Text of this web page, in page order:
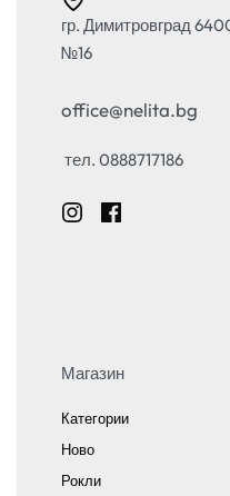
гр. Димитровград
№16
office@nelita.bg
тел. 0888717186
Магазин
Категории
Ново
Рокли